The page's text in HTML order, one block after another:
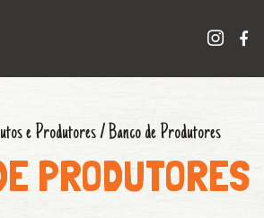
e Produtores/ Banco de Produtores
PRODUTORES